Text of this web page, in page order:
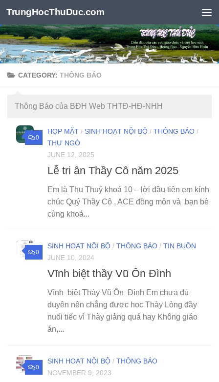
Skip to content
TrungHocThuDuc.com
CATEGORY: THÔNG BÁO
Thông Báo của BĐH Web THTĐ-HĐ-NHH
0
HỌP MẶT / SINH HOẠT NỘI BỘ / THÔNG BÁO /
THƯ NGỎ
JUNE 12, 2025
Lễ tri ân Thầy Cô năm 2025
Em là Thu Thuỷ khoá 10 – lời đầu tiên em kính
chúc Quý Thầy Cô , ACE đồng môn và bạn bè
cùng khoá...
0
SINH HOẠT NỘI BỘ / THÔNG BÁO / TIN BUỒN
JUNE 10, 2024
Vĩnh biệt thầy Vũ Ôn Đình
Vĩnh biệt Thày Vũ Ôn Đình Em chưa đủ
duyên nên chẳng được học Thày Lòng đầy
nuối tiếc vì Thày giảng quá hay Không giáo
án,...
0
SINH HOẠT NỘI BỘ / THÔNG BÁO
NOVEMBER 9, 2023